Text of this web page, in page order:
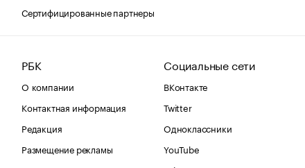
Сертифицированные партнеры
РБК
О компании
Контактная информация
Редакция
Размещение рекламы
Социальные сети
ВКонтакте
Twitter
Одноклассники
YouTube